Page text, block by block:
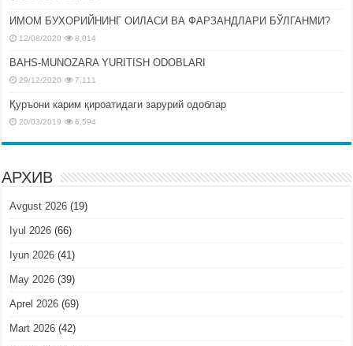
ИМОМ БУХОРИЙНИНГ ОИЛАСИ ВА ФАРЗАНДЛАРИ БЎЛГАНМИ?
12/08/2020 8,014
BAHS-MUNOZARA YURITISH ODOBLARI
29/12/2020 7,111
Қуръони карим қироатидаги зарурий одоблар
20/03/2019 6,594
АРХИВ
Avgust 2026 (19)
Iyul 2026 (66)
Iyun 2026 (41)
May 2026 (39)
Aprel 2026 (69)
Mart 2026 (42)